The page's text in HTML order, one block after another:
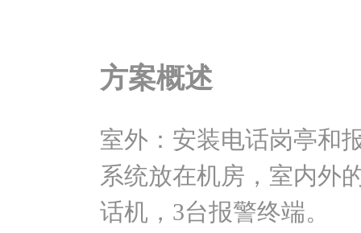
方案概述
室外：安装电话岗亭和
系统放在机房，室内外
话机，3台报警终端。